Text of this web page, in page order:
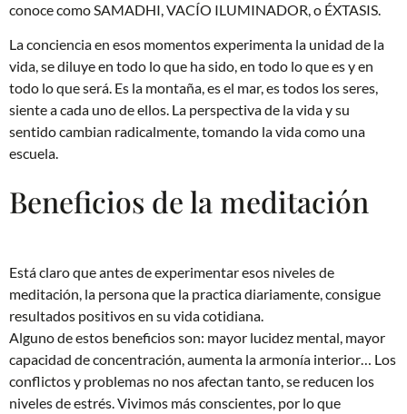
conoce como SAMADHI, VACÍO ILUMINADOR, o ÉXTASIS.
La conciencia en esos momentos experimenta la unidad de la
vida, se diluye en todo lo que ha sido, en todo lo que es y en
todo lo que será. Es la montaña, es el mar, es todos los seres,
siente a cada uno de ellos. La perspectiva de la vida y su
sentido cambian radicalmente, tomando la vida como una
escuela.
Beneficios de la meditación
Está claro que antes de experimentar esos niveles de
meditación, la persona que la practica diariamente, consigue
resultados positivos en su vida cotidiana.
Alguno de estos beneficios son: mayor lucidez mental, mayor
capacidad de concentración, aumenta la armonía interior… Los
conflictos y problemas no nos afectan tanto, se reducen los
niveles de estrés. Vivimos más conscientes, por lo que